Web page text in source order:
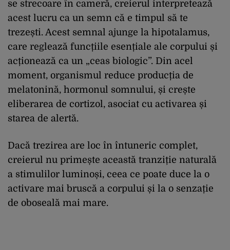
se strecoare în cameră, creierul interpretează
acest lucru ca un semn că e timpul să te
trezești. Acest semnal ajunge la hipotalamus,
care reglează funcțiile esențiale ale corpului și
acționează ca un „ceas biologic”. Din acel
moment, organismul reduce producția de
melatonină, hormonul somnului, și crește
eliberarea de cortizol, asociat cu activarea și
starea de alertă.
Dacă trezirea are loc în întuneric complet,
creierul nu primește această tranziție naturală
a stimulilor luminoși, ceea ce poate duce la o
activare mai bruscă a corpului și la o senzație
de oboseală mai mare.